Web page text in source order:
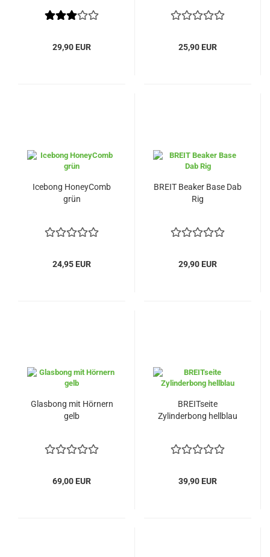
29,90 EUR 25,90 EUR
Icebong HoneyComb
grün
24,95 EUR
BREIT Beaker Base Dab
Rig
29,90 EUR
Glasbong mit Hörnern
gelb
69,00 EUR
BREITseite
Zylinderbong hellblau
39,90 EUR